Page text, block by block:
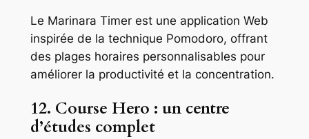
Le Marinara Timer est une application Web
inspirée de la technique Pomodoro, offrant
des plages horaires personnalisables pour
améliorer la productivité et la concentration.
12. Course Hero : un centre
d’études complet